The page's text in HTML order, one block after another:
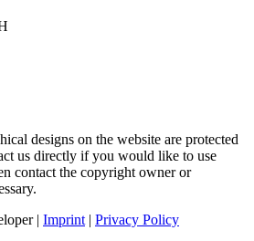
designs on the website are protected
us directly if you would like to use
contact the copyright owner or
| Imprint | Privacy Policy